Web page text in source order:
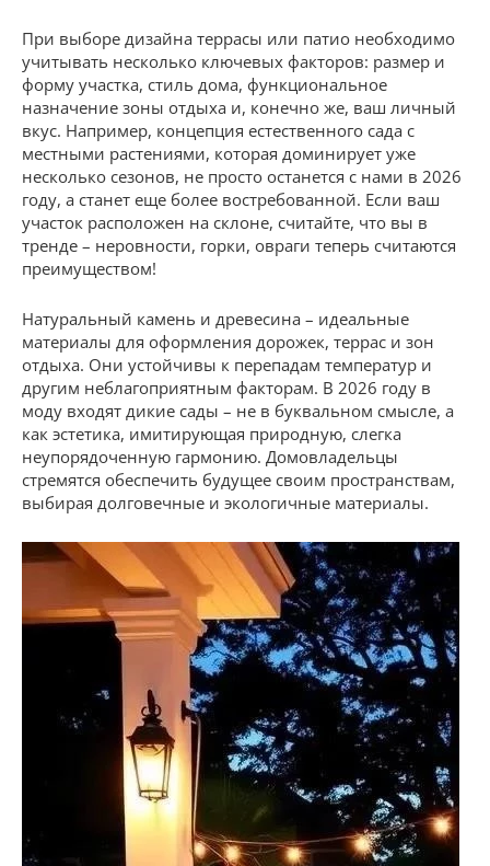
При выборе дизайна террасы или патио необходимо
учитывать несколько ключевых факторов: размер и
форму участка, стиль дома, функциональное
назначение зоны отдыха и, конечно же, ваш личный
вкус. Например, концепция естественного сада с
местными растениями, которая доминирует уже
несколько сезонов, не просто останется с нами в 2026
году, а станет еще более востребованной. Если ваш
участок расположен на склоне, считайте, что вы в
тренде – неровности, горки, овраги теперь считаются
преимуществом!
Натуральный камень и древесина – идеальные
материалы для оформления дорожек, террас и зон
отдыха. Они устойчивы к перепадам температур и
другим неблагоприятным факторам. В 2026 году в
моду входят дикие сады – не в буквальном смысле, а
как эстетика, имитирующая природную, слегка
неупорядоченную гармонию. Домовладельцы
стремятся обеспечить будущее своим пространствам,
выбирая долговечные и экологичные материалы.